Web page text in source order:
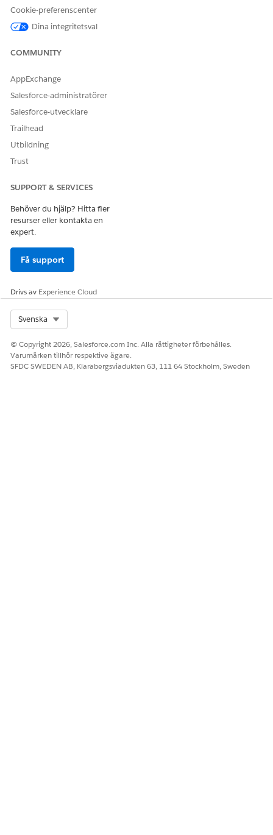
din organisation eller för en specifik profil.
I sektionen Tillgängliga fält, välj en fältuppsättning för
använda när de skapar kontofilter.
LÖSTE DENNA ARTIKEL DITT PROBLEM?
Cookie-preferenscenter
Dina integritetsval
COMMUNITY
AppExchange
Salesforce-administratörer
Salesforce-utvecklare
Trailhead
Utbildning
Trust
SUPPORT & SERVICES
Behöver du hjälp? Hitta fler
resurser eller kontakta en
expert.
Få support
Drivs av Experience Cloud
Svenska
© Copyright 2026, Salesforce.com Inc. Alla rättigheter förbehålles.
Varumärken tillhör respektive ägare.
SFDC SWEDEN AB, Klarabergsviadukten 63, 111 64 Stockholm, Sweden